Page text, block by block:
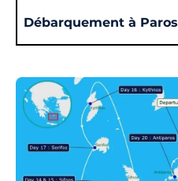
Débarquement à Paros